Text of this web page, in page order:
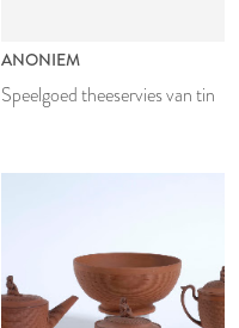
ANONIEM
Speelgoed theeservies van tin